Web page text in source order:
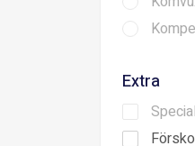
Extra